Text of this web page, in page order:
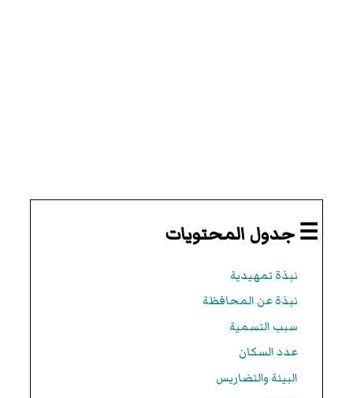
☰ جدول المحتويات
نبذة تمهيدية
نبذة عن المحافظة
سبب التسمية
عدد السكان
البيئة والتضاريس